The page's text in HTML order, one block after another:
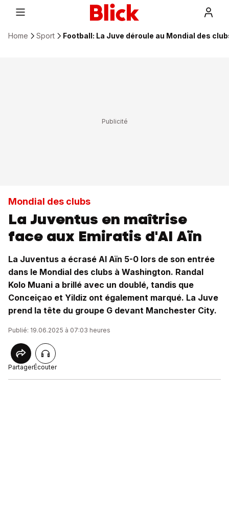
Home Sport Football: La Juve déroule au Mondial des
Mondial des clubs
La Juventus en maîtrise
face aux Emiratis d'Al Aïn
La Juventus a écrasé Al Aïn 5-0 lors de son entrée
dans le Mondial des clubs à Washington. Randal
Kolo Muani a brillé avec un doublé, tandis que
Conceiçao et Yildiz ont également marqué. La Juve
prend la tête du groupe G devant Manchester City.
Publié: 19.06.2025 à 07:03 heures
PartagerÉcouter